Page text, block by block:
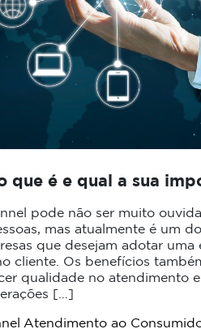
que é e qual a sua
pode não ser muito
mas atualmente é um
que desejam adotar uma
cliente. Os benefícios
qualidade no atendimento
[…]
Atendimento ao